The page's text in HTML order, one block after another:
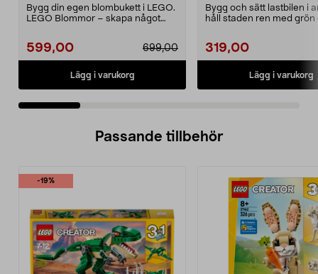
Bygg din egen blombukett i LEGO.
LEGO Blommor – skapa något
599,00 699,00
Lägg i varukorg
år
Bygg och sätt lastbilen i
håll staden ren med grön
319,00
Lägg i varukorg
Passande tillbehör
-19%